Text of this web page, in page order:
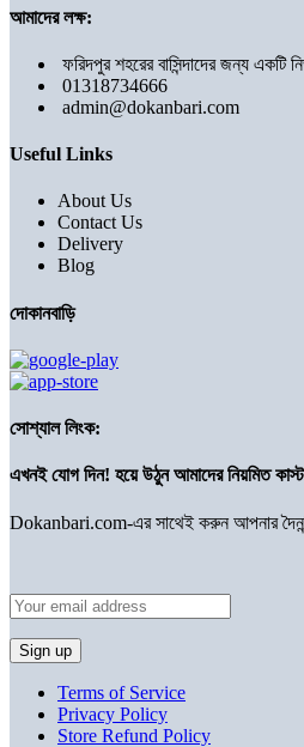
আমাদের লক্ষ:
ফরিদপুর শহরের বাসিন্দাদের জন্য একটি
01318734666
admin@dokanbari.com
Useful Links
About Us
Contact Us
Delivery
Blog
দোকানবাড়ি
সোশ্যাল লিংক:
এখনই যোগ দিন! হয়ে উঠুন আমাদের নিয়মিত
Dokanbari.com-এর সাথেই করুন আপনার
Terms of Service
Privacy Policy
Store Refund Policy